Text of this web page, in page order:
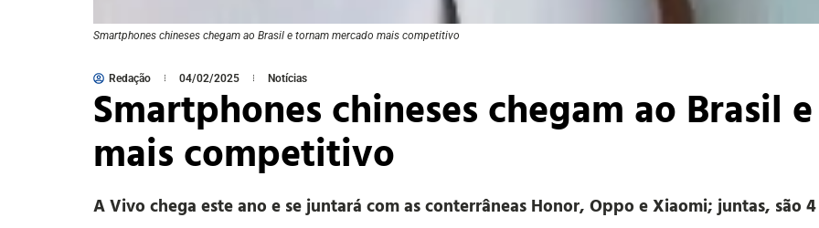
Smartphones chineses chegam ao Brasil e tornam mercado mais competitivo
Redação 04/02/2025 Notícias
Smartphones chineses chegam ao Brasil
mais competitivo
A Vivo chega este ano e se juntará com as conterrâneas Honor, Oppo e Xiaomi; juntas, são